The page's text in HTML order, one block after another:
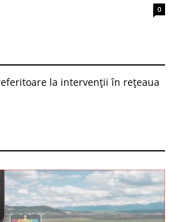
0
la intervenții în rețeaua